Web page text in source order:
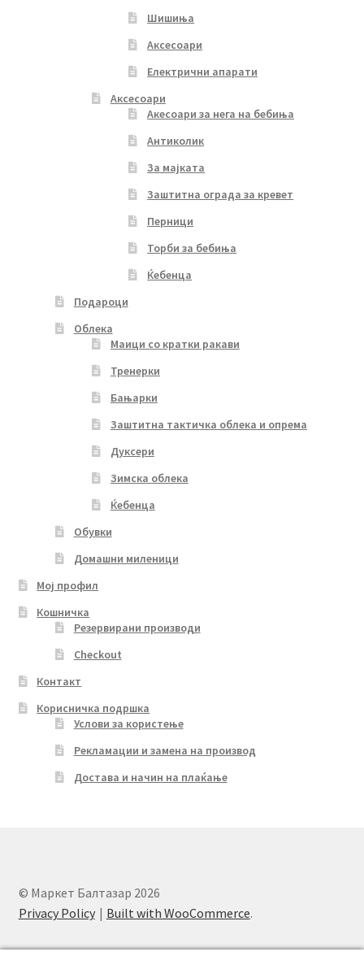
Шишиња
Аксесоари
Електрични апарати
Аксесоари
Акесоари за нега на бебиња
Антиколик
За мајката
Заштитна ограда за кревет
Перници
Торби за бебиња
Ќебенца
Подароци
Облека
Маици со кратки ракави
Тренерки
Бањарки
Заштитна тактичка облека и опрема
Дуксери
Зимска облека
Ќебенца
Обувки
Домашни миленици
Мој профил
Кошничка
Резервирани производи
Checkout
Контакт
Корисничка подршка
Услови за користење
Рекламации и замена на производ
Достава и начин на плаќање
© Маркет Балтазар 2026
Privacy Policy
Built with WooCommerce.